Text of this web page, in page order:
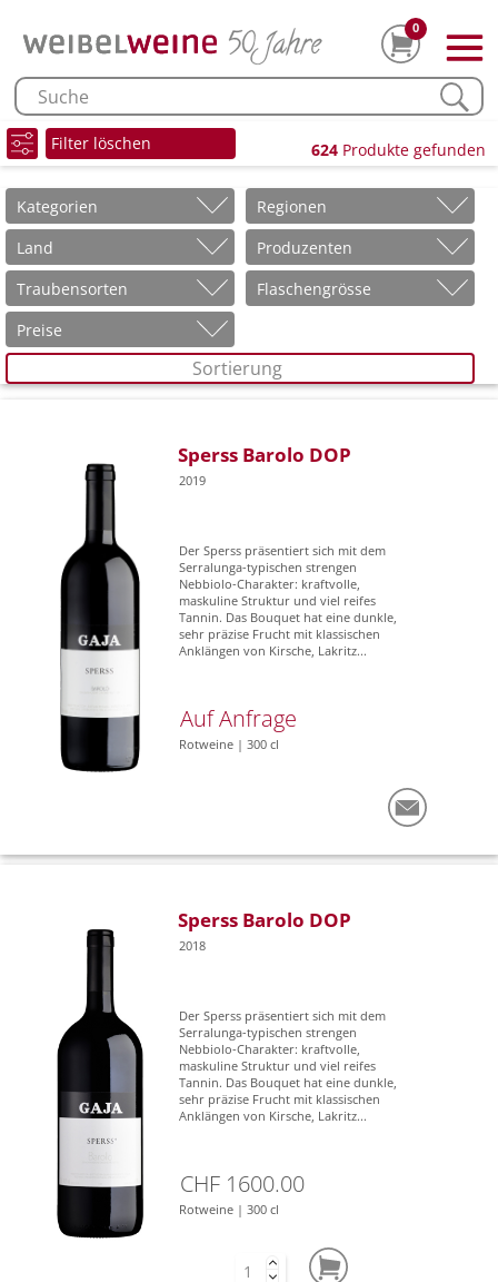
0
Filter löschen 624 Produkte gefunden
Kategorien
Regionen
Land
Produzenten
Traubensorten
Flaschengrösse
Preise
Sortierung
Sperss Barolo DOP
2019
Der Sperss präsentiert sich mit dem
Serralunga-typischen strengen
Nebbiolo-Charakter: kraftvolle,
maskuline Struktur und viel reifes
Tannin. Das Bouquet hat eine dunkle,
sehr präzise Frucht mit klassischen
Anklängen von Kirsche, Lakritz...
Auf Anfrage
Rotweine | 300 cl
Sperss Barolo DOP
2018
Der Sperss präsentiert sich mit dem
Serralunga-typischen strengen
Nebbiolo-Charakter: kraftvolle,
maskuline Struktur und viel reifes
Tannin. Das Bouquet hat eine dunkle,
sehr präzise Frucht mit klassischen
Anklängen von Kirsche, Lakritz...
CHF 1600.00
Rotweine | 300 cl